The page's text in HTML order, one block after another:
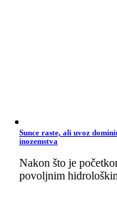
Sunce raste, ali uvoz
inozemstva
Nakon što je
povoljnim